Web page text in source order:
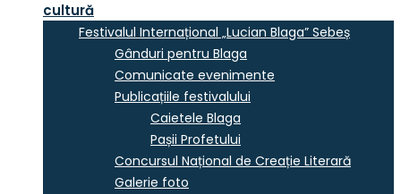
cultură
Festivalul Internațional „Lucian Blaga” Sebeș
Gânduri pentru Blaga
Comunicate evenimente
Publicațiile festivalului
Caietele Blaga
Pașii Profetului
Concursul Național de Creație Literară
Galerie foto